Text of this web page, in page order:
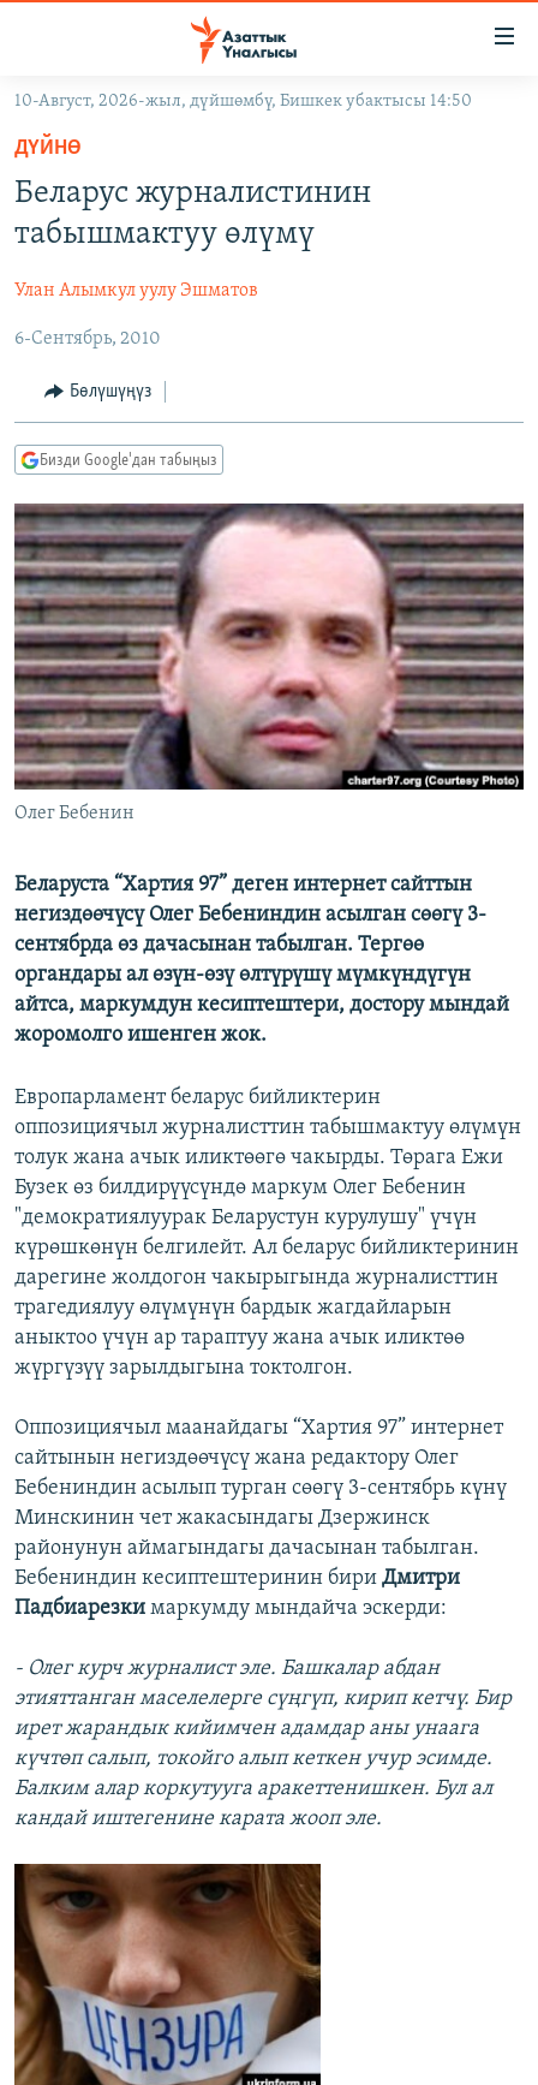
Навигацияга
өтүңүз
Издөөгө
салыңыз
ЖАҢЫЛЫКТАР
КЫРГЫЗСТАН
ЭКОНОМИКА
МАДАНИЯТ
ДҮЙНӨ
БОРБОР АЗИЯ
АТАЙЫН ИЛИКТӨӨ
ТВ ПРОГРАММАЛАР
БҮГҮН АЗАТТЫКТА
БИЗ ЖАНА ДҮЙНӨ
ДАНИСТЕ
ЭЖЕ-СИҢДИЛЕР
АЗАТТЫК+
ЫҢГАЙСЫЗ СУРООЛОР
ПОДКАСТ
ӨЗГӨЧӨ ПИКИР
ОНЛАЙН ШЕРИНЕ
ЭЕ/АРнун бардык сайттары
10-Август, 2026-жыл, дүйшөмбү, Бишкек убактысы 14:50
ДҮЙНӨ
Беларус журналистинин
табышмактуу өлүмү
Улан Алымкул уулу Эшматов
6-Сентябрь, 2010
Бөлүшүңүз
Бизди Google'дан табыңыз
Олег Бебенин
Беларуста “Хартия 97” деген интернет сайттын
негиздөөчүсү Олег Бебениндин асылган сөөгү 3-
сентябрда өз дачасынан табылган. Тергөө
органдары ал өзүн-өзү өлтүрүшү мүмкүндүгүн
айтса, маркумдун кесиптештери, достору мындай
жоромолго ишенген жок.
Европарламент беларус бийликтерин
оппозициячыл журналисттин табышмактуу өлүмүн
толук жана ачык иликтөөгө чакырды. Төрага Ежи
Бузек өз билдирүүсүндө маркум Олег Бебенин
"демократиялуурак Беларустун курулушу" үчүн
күрөшкөнүн белгилейт. Ал беларус бийликтеринин
дарегине жолдогон чакырыгында журналисттин
трагедиялуу өлүмүнүн бардык жагдайларын
аныктоо үчүн ар тараптуу жана ачык иликтөө
жүргүзүү зарылдыгына токтолгон.
Оппозициячыл маанайдагы “Хартия 97” интернет
сайтынын негиздөөчүсү жана редактору Олег
Бебениндин асылып турган сөөгү 3-сентябрь күнү
Минскинин чет жакасындагы Дзержинск
районунун аймагындагы дачасынан табылган.
Бебениндин кесиптештеринин бири Дмитри
Падбиарезки маркумду мындайча эскерди:
- Олег курч журналист эле. Башкалар абдан
этияттанган маселелерге сүңгүп, кирип кетчү. Бир
ирет жарандык кийимчен адамдар аны унаага
күчтөп салып, токойго алып кеткен учур эсимде.
Балким алар коркутууга аракеттенишкен. Бул ал
кандай иштегенине карата жооп эле.